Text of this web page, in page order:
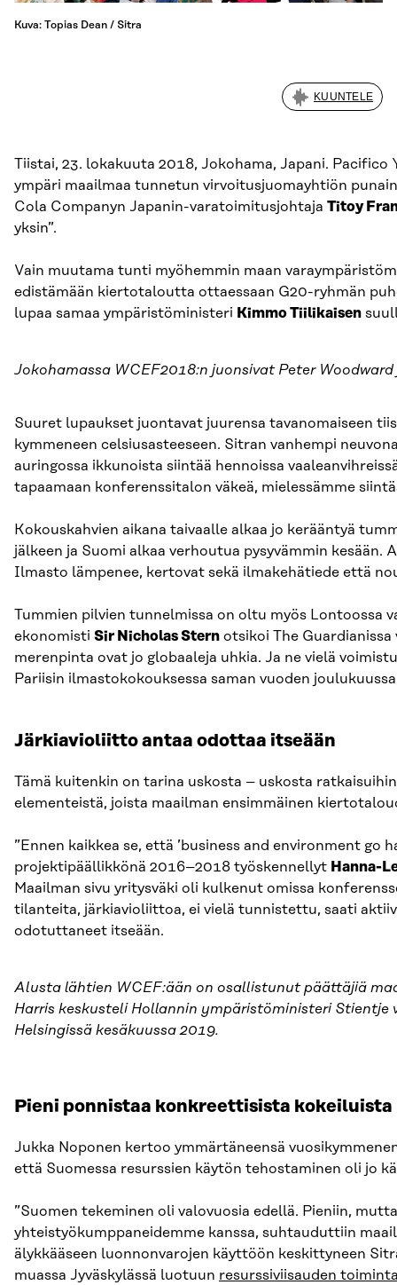
Kuva: Topias Dean / Sitra
KUUNTELE
Tiistai, 23. lokakuuta 2018, Jokohama, Japani.
ympäri maailmaa tunnetun virvoitusjuomayhtiön
Cola Companyn Japanin-varatoimitusjohtaja Titoy
yksin”.
Vain muutama tunti myöhemmin maan
edistämään kiertotaloutta ottaessaan G20-ryhmän
lupaa samaa ympäristöministeri Kimmo Tiilikaisen
Jokohamassa WCEF2018:n juonsivat Peter
Suuret lupaukset juontavat juurensa tavanomaiseen
kymmeneen celsiusasteeseen. Sitran vanhempi
auringossa ikkunoista siintää hennoissa
tapaamaan konferenssitalon väkeä, mielessämme
Kokouskahvien aikana taivaalle alkaa jo kerääntyä
jälkeen ja Suomi alkaa verhoutua pysyvämmin
Ilmasto lämpenee, kertovat sekä ilmakehätiede että
Tummien pilvien tunnelmissa on oltu myös
ekonomisti Sir Nicholas Stern otsikoi The
merenpinta ovat jo globaaleja uhkia. Ja ne vielä
Pariisin ilmastokokouksessa saman vuoden
Järkiavioliitto antaa odottaa itseään
Tämä kuitenkin on tarina uskosta – uskosta
elementeistä, joista maailman ensimmäinen
”Ennen kaikkea se, että ’business and environment go
projektipäällikkönä 2016–2018 työskennellyt Hanna-
Maailman sivu yritysväki oli kulkenut omissa
tilanteita, järkiavioliittoa, ei vielä tunnistettu, saati
odotuttaneet itseään.
Alusta lähtien WCEF:ään on osallistunut päättäjiä
Harris keskusteli Hollannin ympäristöministeri Stientje
Helsingissä kesäkuussa 2019.
Pieni ponnistaa konkreettisista kokeiluista
Jukka Noponen kertoo ymmärtäneensä
että Suomessa resurssien käytön tehostaminen oli jo
”Suomen tekeminen oli valovuosia edellä. Pieniin,
yhteistyökumppaneidemme kanssa, suhtauduttiin
älykkääseen luonnonvarojen käyttöön keskittyneen
muassa Jyväskylässä luotuun resurssiviisauden